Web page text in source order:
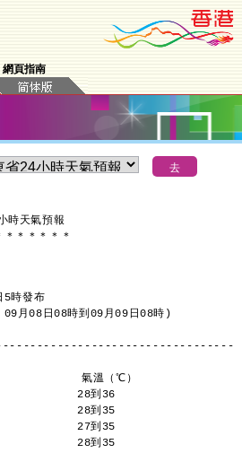
網頁指南
時天氣預報
＊ ＊ ＊ ＊ ＊ ＊
5時發布
月08日08時到09月09日08時)
氣溫（℃）
28到36
28到35
27到35
28到35